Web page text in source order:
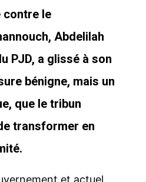
contre le
Abdelilah
PJD, a glissé à son
bénigne, mais un
que le tribun
transformer en
et actuel